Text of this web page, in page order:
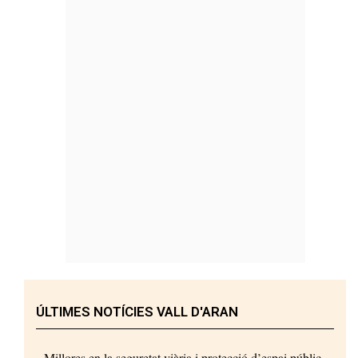
ÚLTIMES NOTÍCIES VALL D'ARAN